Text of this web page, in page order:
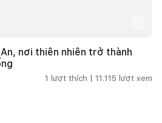
nơi thiên nhiên trở thành
1 lượt thích | 11.115 lượt xem